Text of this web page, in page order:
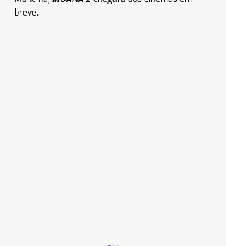
breve.